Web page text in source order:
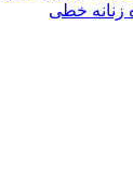
زنانه خطی